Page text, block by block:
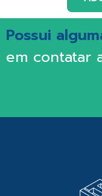
Possui
em contatar